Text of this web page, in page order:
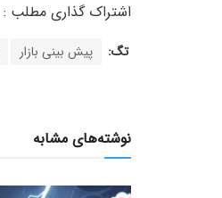
تگ: پیش بینی بازار
نوشته‌های مشابه